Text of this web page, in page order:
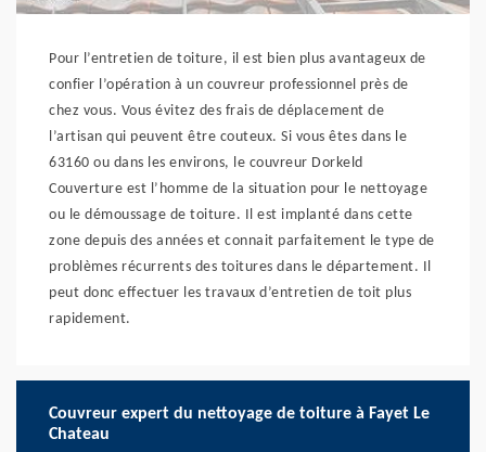
Pour l’entretien de toiture, il est bien plus avantageux de
confier l’opération à un couvreur professionnel près de
chez vous. Vous évitez des frais de déplacement de
l’artisan qui peuvent être couteux. Si vous êtes dans le
63160 ou dans les environs, le couvreur Dorkeld
Couverture est l’homme de la situation pour le nettoyage
ou le démoussage de toiture. Il est implanté dans cette
zone depuis des années et connait parfaitement le type de
problèmes récurrents des toitures dans le département. Il
peut donc effectuer les travaux d’entretien de toit plus
rapidement.
Couvreur expert du nettoyage de toiture à Fayet Le
Chateau